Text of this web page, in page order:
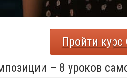
Пройти
– 8 уроков